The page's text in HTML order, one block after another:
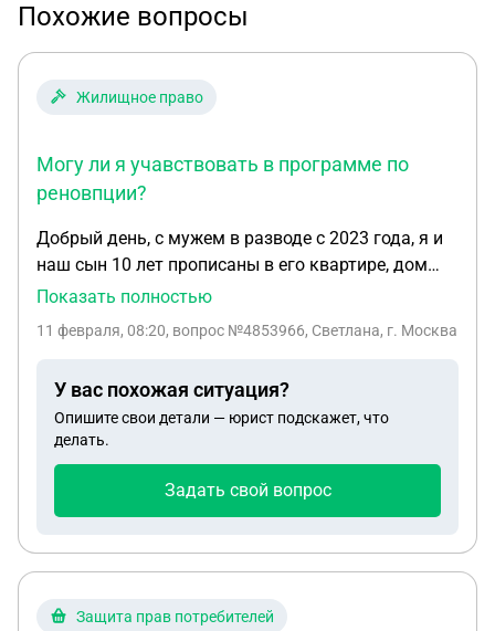
Похожие вопросы
Жилищное право
Могу ли я учавствовать в программе по
реновпции?
Добрый день, с мужем в разводе с 2023 года, я и
наш сын 10 лет прописаны в его квартире, дом
под реновацию, проживпем отдельно от мужа,
выписывает из квартиры, 11 марта состоится
по реновпции? Спасибо
Показать полностью
11 февраля, 08:20, вопрос №4853966, Светлана, г. Москва
У вас похожая ситуация?
Опишите свои детали — юрист подскажет, что
делать.
Задать свой вопрос
Защита прав потребителей